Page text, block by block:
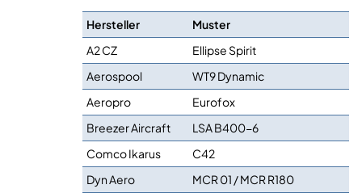
Hersteller
Muster
A2 CZ
Ellipse Spirit
Aerospool
WT9 Dynamic
Aeropro
Eurofox
Breezer Aircraft
LSA B400-6
Comco Ikarus
C42
Dyn Aero
MCR 01 / MCR R180